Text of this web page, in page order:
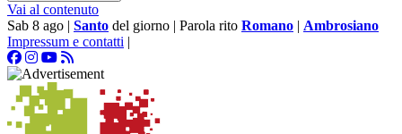
Vai al contenuto
Sab 8 ago | Santo del giorno | Parola rito Romano | Ambrosiano
Impressum e contatti |